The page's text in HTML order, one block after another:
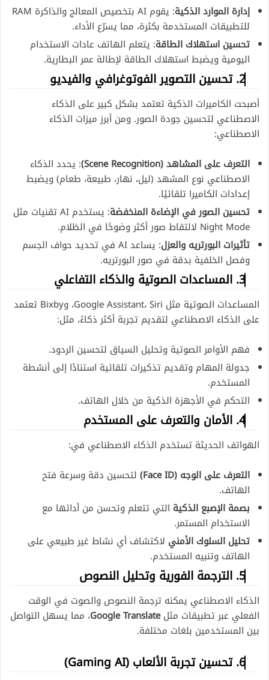
إدارة الموارد الذكية
: يقوم AI بتخصيص المعالج والذاكرة RAM
للتطبيقات المستخدمة بكثرة، مما يسرّع الأداء.
تحسين استهلاك الطاقة: يتعلم الهاتف عادات الاستخدام
اليومية ويضبط استهلاك الطاقة لإطالة عمر البطارية.
2. تحسين التصوير الفوتوغرافي والفيديو
أصبحت الكاميرات الذكية تعتمد بشكل كبير على الذكاء
الاصطناعي لتحسين جودة الصور. ومن أبرز ميزات الذكاء
الاصطناعي:
التعرف على المشاهد (Scene Recognition)
: يحدد الذكاء
الاصطناعي نوع المشهد (ليل، نهار، طبيعة، طعام) ويضبط
إعدادات الكاميرا تلقائيًا.
تحسين الصور في الإضاءة المنخفضة
: يستخدم AI تقنيات مثل
Night Mode لالتقاط صور أكثر وضوحًا في الظلام.
تأثيرات البورتريه والعزل
: يساعد AI في تحديد حواف الجسم
وفصل الخلفية بدقة في صور البورتريه.
3. المساعدات الصوتية والذكاء التفاعلي
المساعدات الصوتية مثل Google Assistant، Siri، وBixby تعتمد
على الذكاء الاصطناعي لتقديم تجربة أكثر ذكاءً، مثل:
فهم الأوامر الصوتية وتحليل السياق لتحسين الردود.
جدولة المهام وتقديم تذكيرات تلقائية استنادًا إلى أنشطة
المستخدم.
التحكم في الأجهزة الذكية من خلال الهاتف.
4. الأمان والتعرف على المستخدم
الهواتف الحديثة تستخدم الذكاء الاصطناعي في:
التعرف على الوجه (Face ID)
لتحسين دقة وسرعة فتح
الهاتف.
بصمة الإصبع الذكية التي تتعلم وتحسن من أدائها مع
الاستخدام المستمر.
تحليل السلوك الأمني لاكتشاف أي نشاط غير طبيعي على
الهاتف وتنبيه المستخدم.
5. الترجمة الفورية وتحليل النصوص
الذكاء الاصطناعي يمكنه ترجمة النصوص والصوت في الوقت
الفعلي عبر تطبيقات مثلGoogle Translate، مما يسهل التواصل
بين المستخدمين بلغات مختلفة.
6. تحسين تجربة الألعاب (Gaming AI)